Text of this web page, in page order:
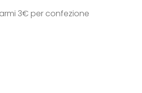
3€ per confezione